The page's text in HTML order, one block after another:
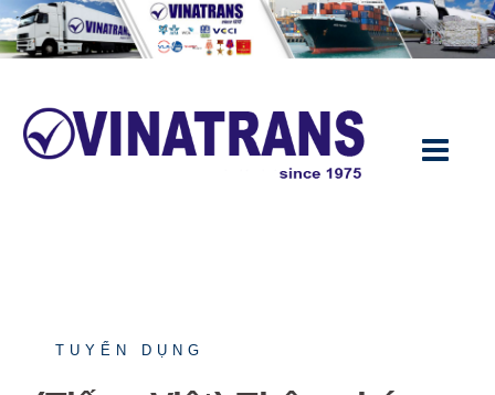
Skip
to
TUYỂN DỤNG